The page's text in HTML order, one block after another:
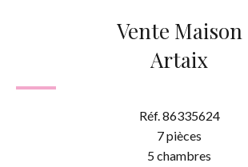
Vente Maison
Artaix
Réf. 86335624
7 pièces
5 chambres